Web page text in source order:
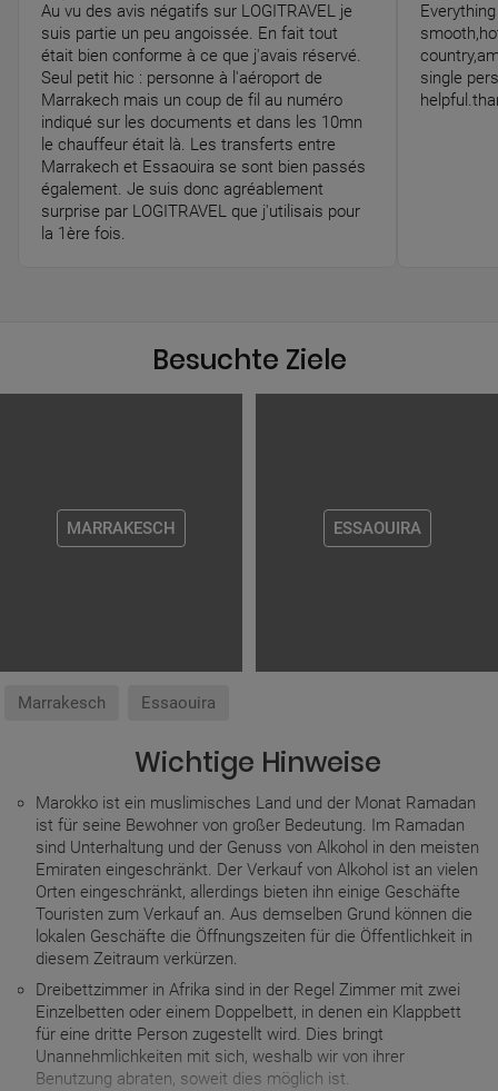
Au vu des avis négatifs sur LOGITRAVEL je
suis partie un peu angoissée. En fait tout
était bien conforme à ce que j'avais réservé.
Seul petit hic : personne à l'aéroport de
Marrakech mais un coup de fil au numéro
indiqué sur les documents et dans les 10mn
le chauffeur était là. Les transferts entre
Marrakech et Essaouira se sont bien passés
également. Je suis donc agréablement
surprise par LOGITRAVEL que j'utilisais pour
la 1ère fois.
single
Besuchte Ziele
MARRAKESCH ESSAOUIRA
Marrakesch Essaouira
Wichtige Hinweise
Marokko ist ein muslimisches Land und der Monat Ramadan
ist für seine Bewohner von großer Bedeutung. Im Ramadan
sind Unterhaltung und der Genuss von Alkohol in den meisten
Emiraten eingeschränkt. Der Verkauf von Alkohol ist an vielen
Orten eingeschränkt, allerdings bieten ihn einige Geschäfte
Touristen zum Verkauf an. Aus demselben Grund können die
lokalen Geschäfte die Öffnungszeiten für die Öffentlichkeit in
diesem Zeitraum verkürzen.
Dreibettzimmer in Afrika sind in der Regel Zimmer mit zwei
Einzelbetten oder einem Doppelbett, in denen ein Klappbett
für eine dritte Person zugestellt wird. Dies bringt
Unannehmlichkeiten mit sich, weshalb wir von ihrer
Benutzung abraten, soweit dies möglich ist.